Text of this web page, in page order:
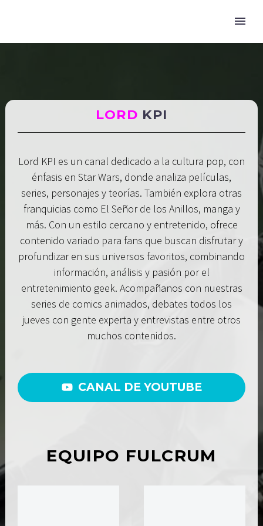
LORD KPI
Lord KPI es un canal dedicado a la cultura pop, con
énfasis en Star Wars, donde analiza películas,
series, personajes y teorías. También explora otras
franquicias como El Señor de los Anillos, manga y
más. Con un estilo cercano y entretenido, ofrece
contenido variado para fans que buscan disfrutar y
profundizar en sus universos favoritos, combinando
información, análisis y pasión por el
entretenimiento geek. Acompañanos con nuestras
series de comics animados, debates todos los
jueves con gente experta y entrevistas entre otros
muchos contenidos.
CANAL DE YOUTUBE
EQUIPO FULCRUM